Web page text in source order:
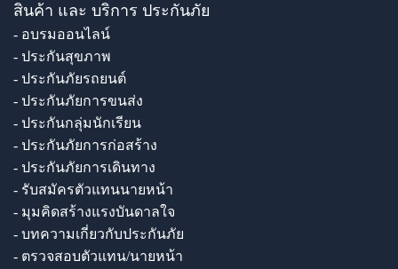
สินค้า และ บริการ ประกันภัย
- อบรมออนไลน์
- ประกันสุขภาพ
- ประกันภัยรถยนต์
- ประกันภัยการขนส่ง
- ประกันกลุ่มนักเรียน
- ประกันภัยการก่อสร้าง
- ประกันภัยการเดินทาง
- รับสมัครตัวแทนนายหน้า
- มุมคิดสร้างแรงบันดาลใจ
- บทความเกี่ยวกับประกันภัย
- ตรวจสอบตัวแทน/นายหน้า